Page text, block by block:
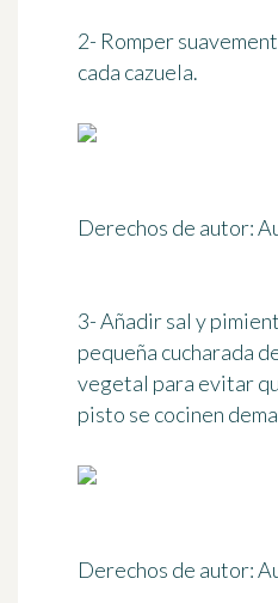
2- Romper
cada cazuela.
Derechos de autor:
3- Añadir sal y
pequeña cucharada
vegetal para evitar
pisto se cocinen
Derechos de autor: